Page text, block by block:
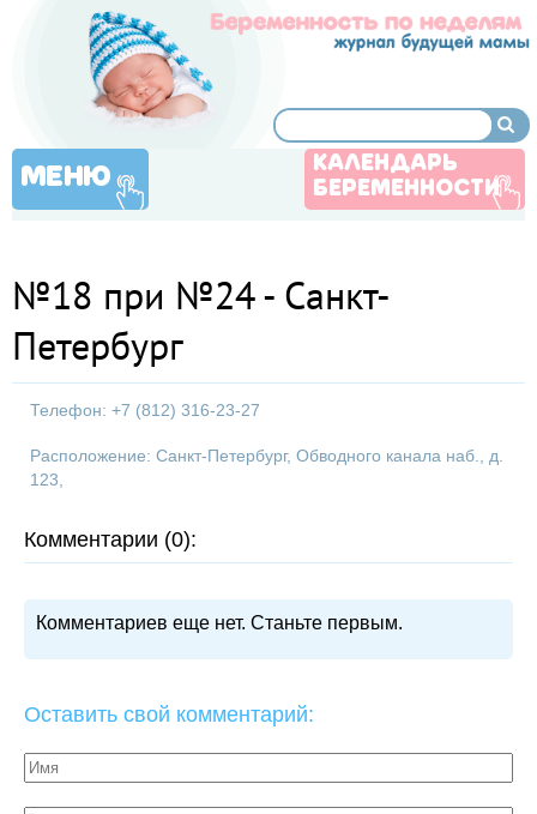
МЕНЮ
КАЛЕНДАРЬ
БЕРЕМЕННОСТИ
№18 при №24 - Санкт-
Петербург
Телефон: +7 (812) 316-23-27
Расположение: Санкт-Петербург, Обводного канала наб., д.
123,
Комментарии (0):
Комментариев еще нет. Станьте первым.
Оставить свой комментарий: